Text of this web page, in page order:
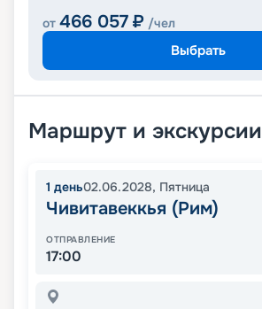
от 466 057 ₽ /чел
Выбрать
Маршрут и экскурсии
1 день02.06.2028, Пятница
Чивитавеккья (Рим)
ОТПРАВЛЕНИЕ
17:00